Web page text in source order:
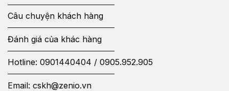
Câu chuyện khách hàng
Đánh giá của khác hàng
Hotline: 0901440404 / 0905.952.905
Email: cskh@zenio.vn